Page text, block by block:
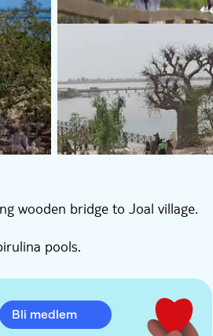
wooden bridge to Joal village.
pools.
Bli medlem